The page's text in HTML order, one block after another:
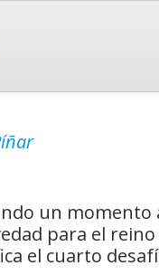
un momento
para el
el cuarto